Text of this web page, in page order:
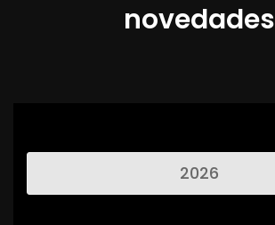
novedades
2026